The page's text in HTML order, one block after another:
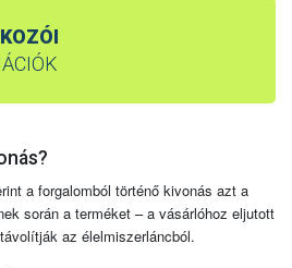
a forgalomból történő kivonás azt a
során a terméket – a vásárlóhoz eljutott
az élelmiszerláncból.